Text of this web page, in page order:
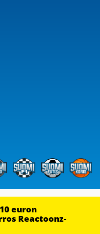
euron
Reactoonz-